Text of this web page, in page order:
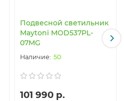
Подвесной светильник
Maytoni MOD537PL-
07MG
50
101 990 р.